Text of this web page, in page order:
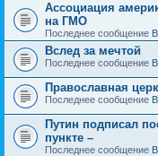
Ассоциация
на ГМО
Последнее сообщение
Вслед за мечтой
Последнее сообщение
Православная
Последнее сообщение
Путин подписал
пункте –
Последнее сообщение